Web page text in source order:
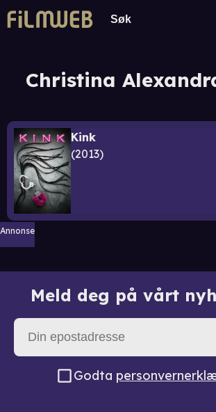
Christina
Kink
2013
Annonse
Meld deg på vårt
Godta